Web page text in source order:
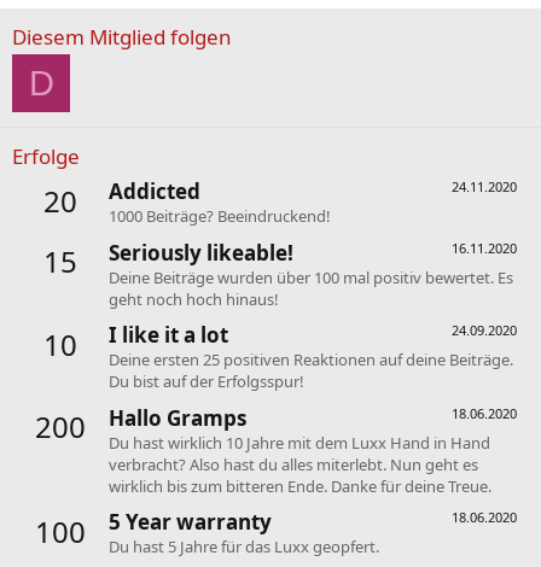
Diesem Mitglied folgen
D
Erfolge
20 24.11.2020
Addicted
1000 Beiträge? Beeindruckend!
15 16.11.2020
Seriously likeable!
Deine Beiträge wurden über 100 mal positiv bewertet. Es
geht noch hoch hinaus!
10 24.09.2020
I like it a lot
Deine ersten 25 positiven Reaktionen auf deine Beiträge.
Du bist auf der Erfolgsspur!
200 18.06.2020
Hallo Gramps
Du hast wirklich 10 Jahre mit dem Luxx Hand in Hand
verbracht? Also hast du alles miterlebt. Nun geht es
wirklich bis zum bitteren Ende. Danke für deine Treue.
100 18.06.2020
5 Year warranty
Du hast 5 Jahre für das Luxx geopfert.